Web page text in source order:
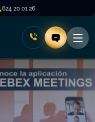
624 20 01 26